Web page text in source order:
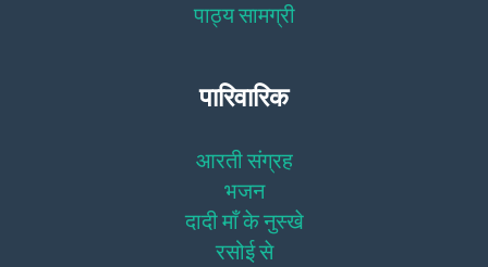
पाठ्य सामग्री
पारिवारिक
आरती संग्रह
भजन
दादी माँ के नुस्खे
रसोई से